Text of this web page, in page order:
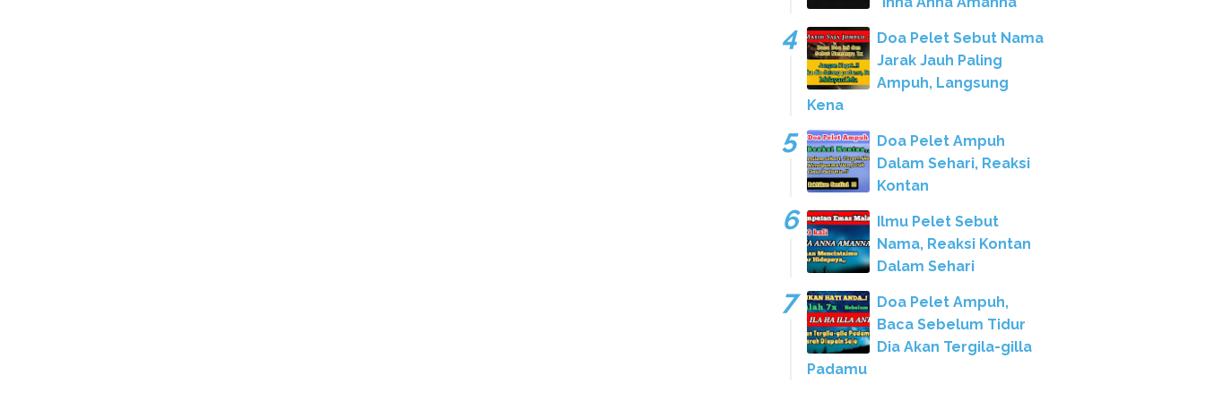
Doa Pelet Sebut Nama
Jarak Jauh Paling
Ampuh, Langsung
Kena
Doa Pelet Ampuh
Dalam Sehari, Reaksi
Kontan
Ilmu Pelet Sebut
Nama, Reaksi Kontan
Dalam Sehari
Doa Pelet Ampuh,
Baca Sebelum Tidur
Dia Akan Tergila-gilla
Padamu